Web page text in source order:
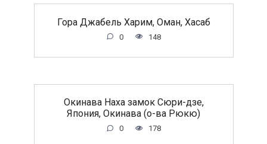
Гора Джабель Харим, Оман, Хасаб
0 148
Окинава Наха замок Сюри-дзе,
Япония, Окинава (о-ва Рюкю)
0 178